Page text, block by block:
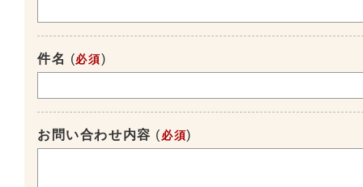
件名 (必須)
お問い合わせ内容 ( 必須)